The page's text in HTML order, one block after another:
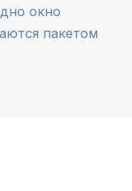
окно
пакетом